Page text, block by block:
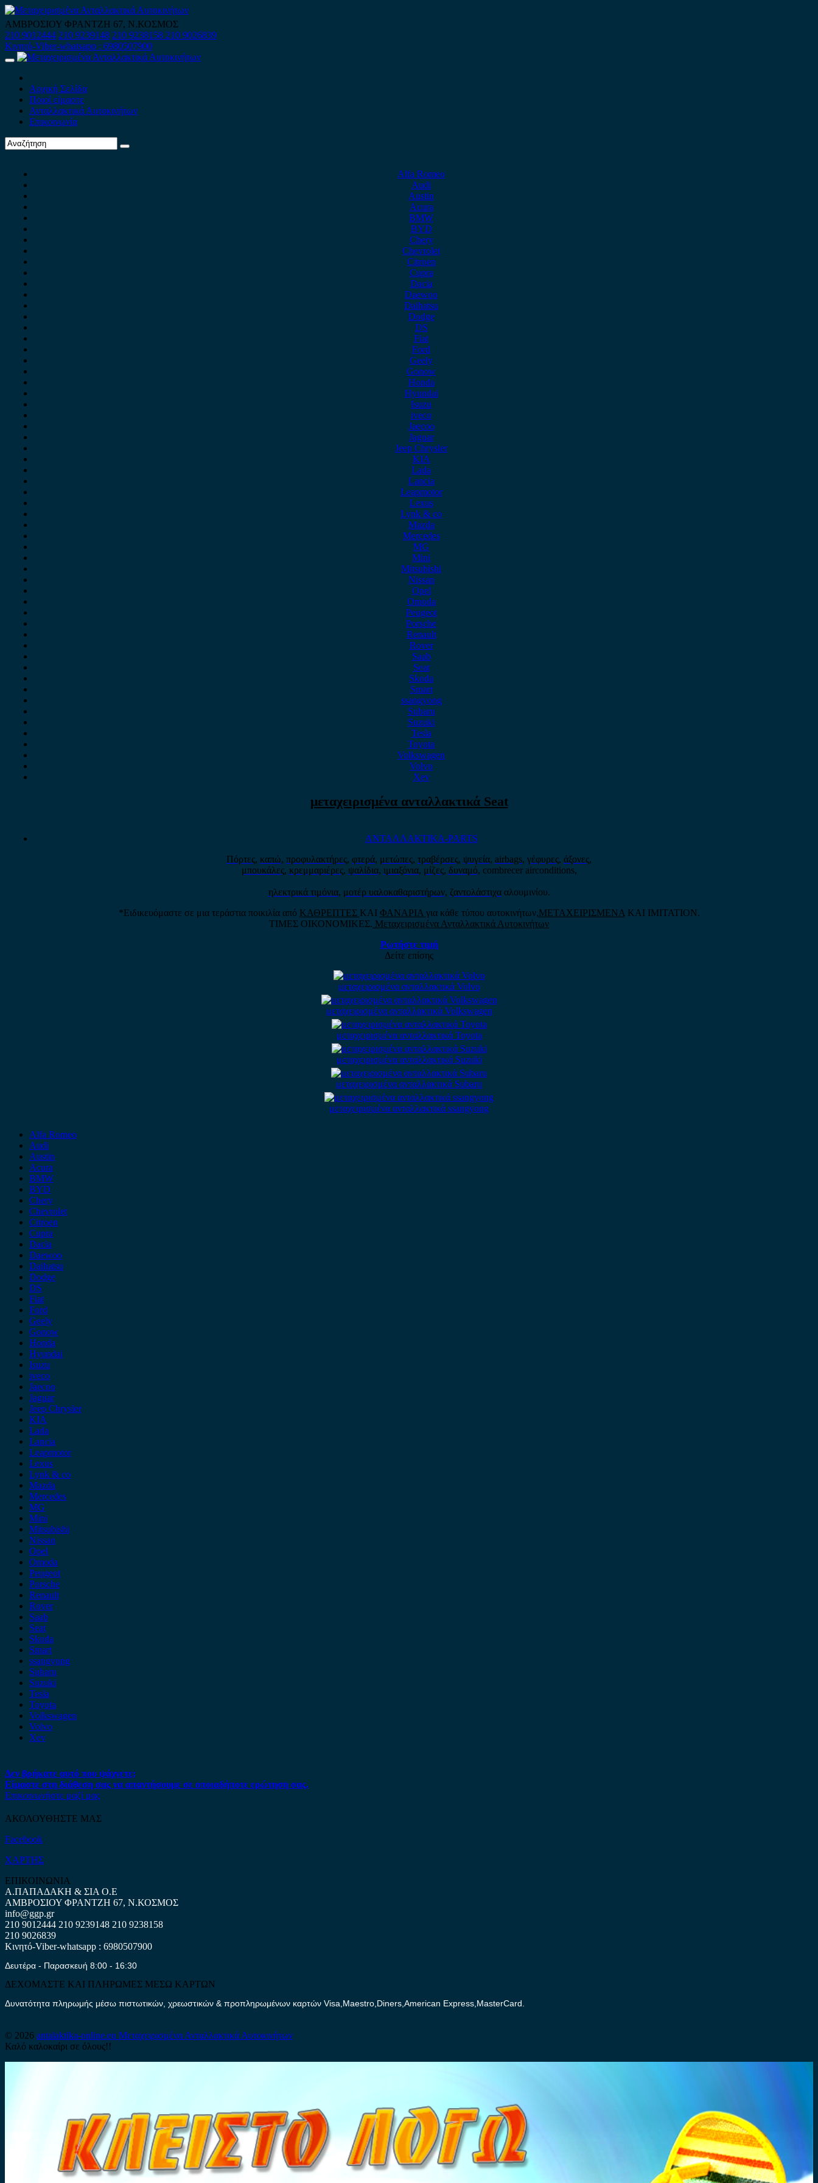
Skip
to
content
ΑΜΒΡΟΣΙΟΥ ΦΡΑΝΤΖΗ 67, Ν.ΚΟΣΜΟΣ
210 9012444 210 9239148 210 9238158 210 9026839
Κινητό-Viber-whatsapp : 6980507900
Primary
Αρχική Σελίδα
Ποιοί είμαστε
Ανταλλακτικά Αυτοκινήτων
Επικοινωνία
Alfa Romeo
Audi
Austin
Acura
BMW
BYD
Chery
Chevrolet
Citroen
Cupra
Dacia
Daewoo
Daihatsu
Dodge
DS
Fiat
Ford
Geely
Gonow
Honda
Hyundai
Isuzu
iveco
Jaecoo
Jaguar
Jeep Chrysler
KIA
Lada
Lancia
Leapmotor
Lexus
Lynk & co
Mazda
Mercedes
MG
Mini
Mitsubishi
Nissan
Opel
Omoda
Peugeot
Porsche
Renault
Rover
Saab
Seat
Skoda
Smart
ssangyong
Subaru
Suzuki
Tesla
Toyota
Volkswagen
Volvo
Xev
μεταχειρισμένα ανταλλακτικά Seat
ΑΝΤΑΛΛΑΚΤΙΚΑ-PARTS
Πόρτες, καπώ, προφυλακτήρες, φτερά, μετώπες, τραβέρσες, ψυγεία, airbags, γέφυρες, άξονες,
μπουκάλες, κρεμμαριέρες, ψαλίδια, ιμιαξόνια, μίζες, δυναμό, combrecer airconditions,
ηλεκτρικά τιμόνια, μοτέρ υαλοκαθαριστήρων, ζαντολάστιχααλουμινίου.
*Ειδικευόμαστε σε μια τεράστια ποικιλία από ΚΑΘΡΕΠΤΕΣ ΚΑΙ ΦΑΝΑΡΙΑ για κάθε τύπου αυτοκινήτων,ΜΕΤΑΧΕΙΡΙΣΜΕΝΑ ΚΑΙ IMITATION.
ΤΙΜΕΣ ΟΙΚΟΝΟΜΙΚΕΣ. Μεταχειρισμένα Ανταλλακτικά Αυτοκινήτων
Ρωτήστε τιμή
Δείτε επίσης
μεταχειρισμένα ανταλλακτικά Volvo
μεταχειρισμένα ανταλλακτικά Volkswagen
μεταχειρισμένα ανταλλακτικά Toyota
μεταχειρισμένα ανταλλακτικά Suzuki
μεταχειρισμένα ανταλλακτικά Subaru
μεταχειρισμένα ανταλλακτικά ssangyong
Alfa Romeo
Audi
Austin
Acura
BMW
BYD
Chery
Chevrolet
Citroen
Cupra
Dacia
Daewoo
Daihatsu
Dodge
DS
Fiat
Ford
Geely
Gonow
Honda
Hyundai
Isuzu
iveco
Jaecoo
Jaguar
Jeep Chrysler
KIA
Lada
Lancia
Leapmotor
Lexus
Lynk & co
Mazda
Mercedes
MG
Mini
Mitsubishi
Nissan
Opel
Omoda
Peugeot
Porsche
Renault
Rover
Saab
Seat
Skoda
Smart
ssangyong
Subaru
Suzuki
Tesla
Toyota
Volkswagen
Volvo
Xev
Δεν βρήκατε αυτό που ψάχνετε;
Είμαστε στη διάθεση σας να απαντήσουμε σε οποιαδήποτε ερώτηση σας.
Επικοινωνήστε μαζί μας
ΑΚΟΛΟΥΘΗΣΤΕ ΜΑΣ
Facebook
ΧΑΡΤΗΣ
ΕΠΙΚΟΙΝΩΝΙΑ
Α.ΠΑΠΑΔΑΚΗ & ΣΙΑ Ο.Ε
ΑΜΒΡΟΣΙΟΥ ΦΡΑΝΤΖΗ 67, Ν.ΚΟΣΜΟΣ
info@ggp.gr
210 9012444 210 9239148 210 9238158
210 9026839
Κινητό-Viber-whatsapp : 6980507900
Δευτέρα - Παρασκευή 8:00 - 16:30
ΔΕΧΟΜΑΣΤΕ ΚΑΙ ΠΛΗΡΩΜΕΣ ΜΕΣΩ ΚΑΡΤΩΝ
Δυνατότητα πληρωμής μέσω πιστωτικών, χρεωστικών & προπληρωμένων καρτών Visa,Maestro,Diners,American Express,MasterCard.
© 2026 antalaktika-online.eu Μεταχειρισμένα Ανταλλακτικά Αυτοκινήτων
Καλό καλοκαίρι σε όλους!!